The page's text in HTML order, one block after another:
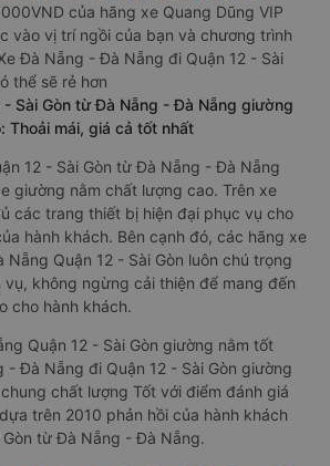
của hãng xe Quang Dũng VIP
vào vị trí ngồi của bạn và chương trình
Đà Nẵng - Đà Nẵng đi Quận 12 - Sài
thể sẽ rẻ hơn
- Sài Gòn từ Đà Nẵng - Đà Nẵng giường
Thoải mái, giá cả tốt nhất
12 - Sài Gòn từ Đà Nẵng - Đà Nẵng
giường nằm chất lượng cao. Trên xe
các trang thiết bị hiện đại phục vụ cho
hành khách. Bên cạnh đó, các hãng xe
Quận 12 - Sài Gòn luôn chú trọng
không ngừng cải thiện để mang đến
cho hành khách.
Quận 12 - Sài Gòn giường nằm tốt
- Đà Nẵng đi Quận 12 - Sài Gòn giường
chất lượng Tốt với điểm đánh giá
trên 2010 phản hồi của hành khách
Gòn từ Đà Nẵng - Đà Nẵng.